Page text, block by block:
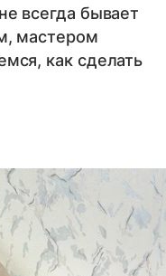
всегда бывает
мастером
как сделать